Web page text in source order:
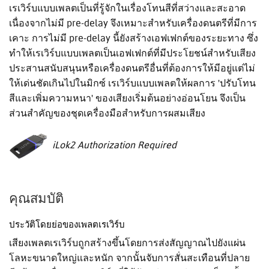
เรเวิร์บแบบเพลตเป็นที่รู้จักในเรื่องโทนสีที่สว่างและสะอาด
เนื่องจากไม่มี pre-delay จึงเหมาะสำหรับเครื่องดนตรีที่มีการ
เคาะ การไม่มี pre-delay นี้ยังสร้างเอฟเฟกต์ของระยะทาง ซึ่ง
ทำให้เรเวิร์บแบบเพลตเป็นเอฟเฟกต์ที่มีประโยชน์สำหรับเสียง
ประสานสนับสนุนหรือเครื่องดนตรีอื่นที่ต้องการให้มีอยู่แต่ไม่
ให้เด่นชัดเกินไปในมิกซ์ เรเวิร์บแบบเพลตให้ผลการ 'ปรับโทน
สีและเพิ่มความหนา' ของเสียงเริ่มต้นอย่างอ่อนโยน จึงเป็น
ส่วนสำคัญของชุดเครื่องมือสำหรับการผสมเสียง
iLok2 Authorization Required
คุณสมบัติ
ประวัติโดยย่อของเพลตเรเวิร์บ
เสียงเพลตเรเวิร์บถูกสร้างขึ้นโดยการส่งสัญญาณไปยังแผ่น
โลหะขนาดใหญ่และหนัก จากนั้นจับการสั่นสะเทือนที่ปลาย